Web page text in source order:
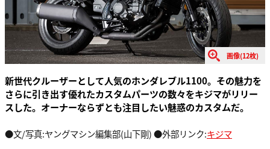
画像(12枚)
新世代クルーザーとして人気のホンダレブル1100。その魅力を
さらに引き出す優れたカスタムパーツの数々をキジマがリリー
スした。オーナーならずとも注目したい魅惑のカスタムだ。
●文/写真:ヤングマシン編集部(山下剛) ●外部リンク:キジマ